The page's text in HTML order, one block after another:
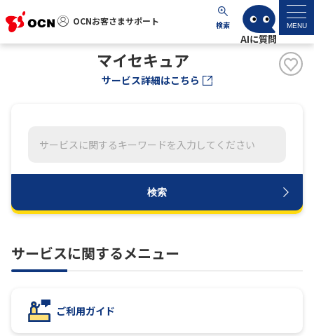
OCNお客さまサポート 検索 MENU
OCNお客さまサポート
マイページ
サービス名から探す
各種ダウンロード
お問い合わせ
マイセキュア
サービス詳細はこちら
検索
サービスに関するメニュー
ご利用ガイド